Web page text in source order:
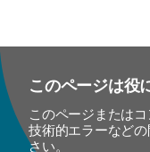
このページは役
このページまたは
技術的エラーなど
さい。